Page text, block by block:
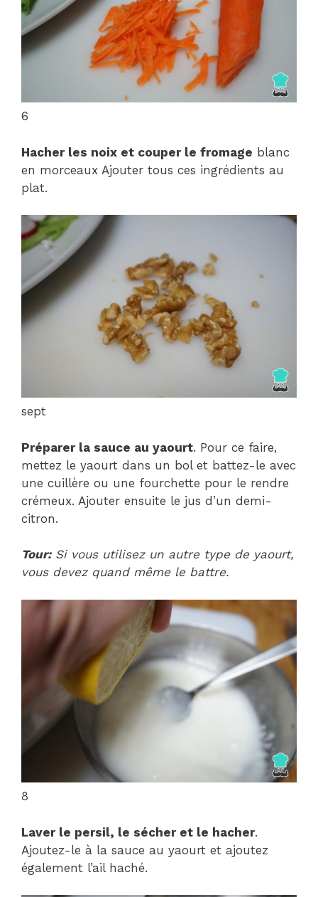
6
Hacher les noix et couper le fromage blanc
en morceaux Ajouter tous ces ingrédients au
plat.
sept
Préparer la sauce au yaourt. Pour ce faire,
mettez le yaourt dans un bol et battez-le avec
une cuillère ou une fourchette pour le rendre
crémeux. Ajouter ensuite le jus d’un demi-
citron.
Tour:Si vous utilisez un autre type de yaourt,
vous devez quand même le battre.
8
Laver le persil, le sécher et le hacher.
Ajoutez-le à la sauce au yaourt et ajoutez
également l’ail haché.